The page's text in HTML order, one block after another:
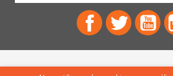
FacebookTwitter
PRODUITS